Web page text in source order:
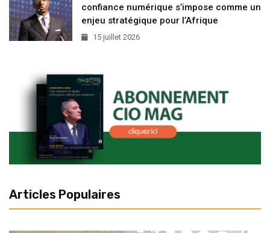
confiance numérique s’impose comme un
enjeu stratégique pour l’Afrique
15 juillet 2026
Articles Populaires